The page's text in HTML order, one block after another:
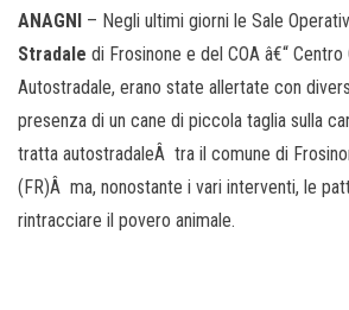
ANAGNI – Negli ultimi giorni le Sale
Stradale di Frosinone e del COA â€“ Centro
Autostradale, erano state allertate con
presenza di un cane di piccola taglia sulla
tratta autostradaleÂ tra il comune di
(FR)Â ma, nonostante i vari interventi, le
rintracciare il povero animale.